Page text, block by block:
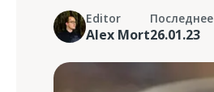
Editor
Alex Mort26.01.23